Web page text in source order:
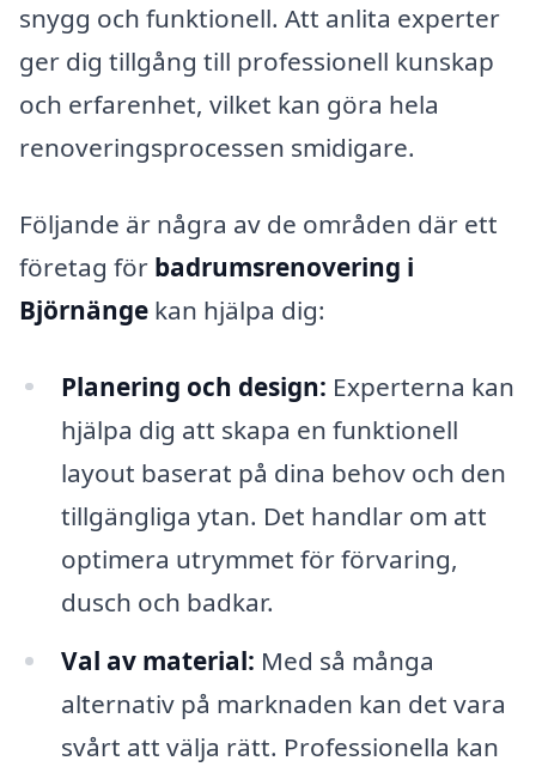
snygg och funktionell. Att anlita experter
ger dig tillgång till professionell kunskap
och erfarenhet, vilket kan göra hela
renoveringsprocessen smidigare.
Följande är några av de områden där ett
företag för badrumsrenovering i
Björnänge kan hjälpa dig:
Planering och design: Experterna kan
hjälpa dig att skapa en funktionell
layout baserat på dina behov och den
tillgängliga ytan. Det handlar om att
optimera utrymmet för förvaring,
dusch och badkar.
Val av material: Med så många
alternativ på marknaden kan det vara
svårt att välja rätt. Professionella kan